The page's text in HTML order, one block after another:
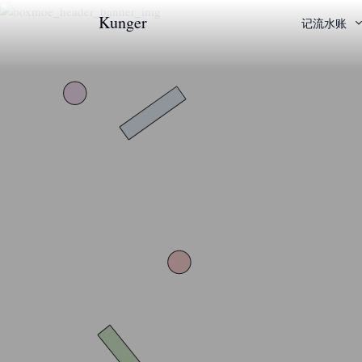
Kunger 记流水账